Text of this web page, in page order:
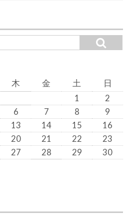
e
h
木 金 土
日
1
2
6 7 8
9
13 14 15
16
20 21 22
23
27 28 29
30